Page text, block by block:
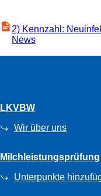
2) Kennzahl:
News
LKVBW
Wir über uns
Milchleistungsprüfung
Unterpunkte